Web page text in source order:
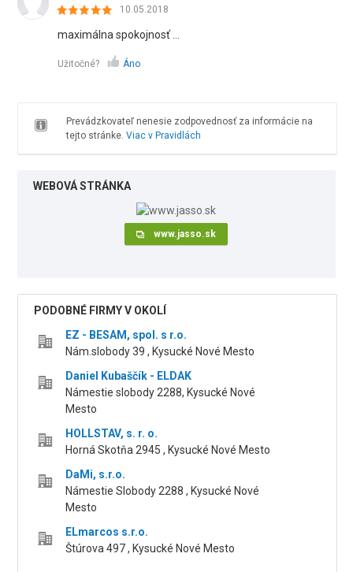
10.05.2018
maximálna spokojnosť ...
Užitočné? Áno
Prevádzkovateľ nenesie zodpovednosť za informácie na
tejto stránke. Viac v Pravidlách
WEBOVÁ STRÁNKA
www.jasso.sk
PODOBNÉ FIRMY V OKOLÍ
EZ - BESAM, spol. s r.o.
Nám.slobody 39 , Kysucké Nové Mesto
Daniel Kubaščík - ELDAK
Námestie slobody 2288, Kysucké Nové
Mesto
HOLLSTAV, s. r. o.
Horná Skotňa 2945 , Kysucké Nové Mesto
DaMi, s.r.o.
Námestie Slobody 2288 , Kysucké Nové
Mesto
ELmarcos s.r.o.
Štúrova 497 , Kysucké Nové Mesto